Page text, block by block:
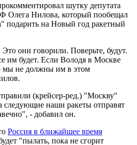
шутку депутата
Олега Нилова, который пообещал
подарить на Новый год ракетный
они говорили. Поверьте, будут.
им будет. Если Володя в Москве
мы не должны им в этом
(крейсер-ред.) "Москву"
следующие наши ракеты отправят
- добавил он.
Россия в ближайшее время
"пылать, пока не сгорит